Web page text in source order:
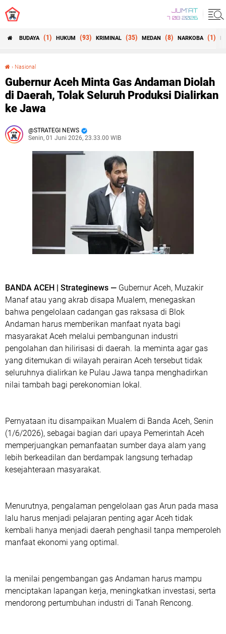
JUM'AT
7 08 2026
BUDAYA (1) HUKUM (93) KRIMINAL (35) MEDAN (8) NARKOBA (1)
› Nasional
Gubernur Aceh Minta Gas Andaman Diolah
di Daerah, Tolak Seluruh Produksi Dialirkan
ke Jawa
STRATEGI NEWS
Senin, 01 Juni 2026, 23.33.00 WIB
BANDA ACEH | Strateginews — Gubernur Aceh, Muzakir
Manaf atau yang akrab disapa Mualem, menegaskan
bahwa pengelolaan cadangan gas raksasa di Blok
Andaman harus memberikan manfaat nyata bagi
masyarakat Aceh melalui pembangunan industri
pengolahan dan hilirisasi di daerah. Ia meminta agar gas
yang ditemukan di wilayah perairan Aceh tersebut tidak
seluruhnya dialirkan ke Pulau Jawa tanpa menghadirkan
nilai tambah bagi perekonomian lokal.
Pernyataan itu disampaikan Mualem di Banda Aceh, Senin
(1/6/2026), sebagai bagian dari upaya Pemerintah Aceh
memperjuangkan pemanfaatan sumber daya alam yang
lebih berkeadilan dan berdampak langsung terhadap
kesejahteraan masyarakat.
Menurutnya, pengalaman pengelolaan gas Arun pada masa
lalu harus menjadi pelajaran penting agar Aceh tidak
kembali hanya menjadi daerah penghasil tanpa memperoleh
manfaat ekonomi yang optimal.
Ia menilai pengembangan gas Andaman harus mampu
menciptakan lapangan kerja, meningkatkan investasi, serta
mendorong pertumbuhan industri di Tanah Rencong.